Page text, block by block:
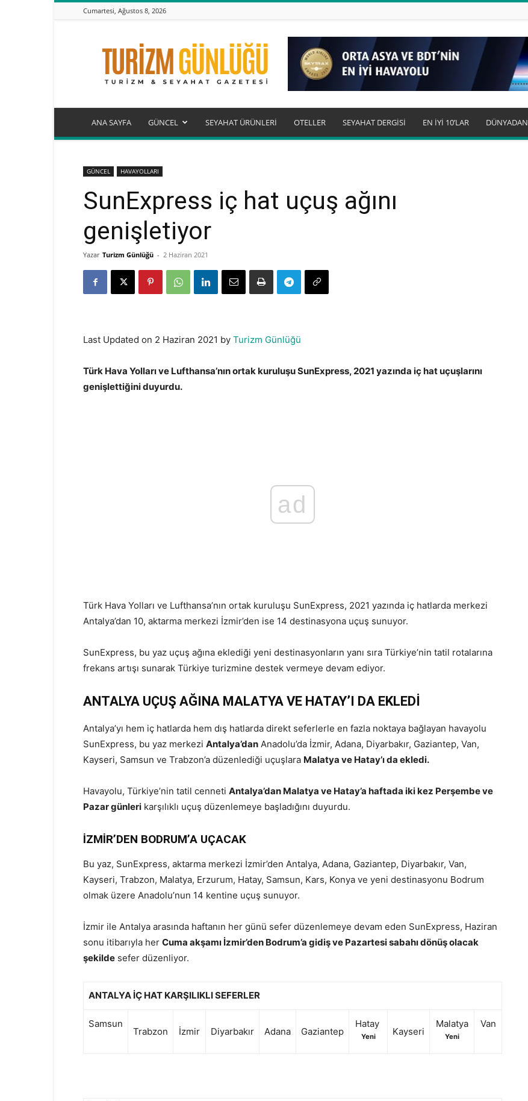
Cumartesi, Ağustos 8, 2026
Turizm
Günlüğü
ANA SAYFA GÜNCEL SEYAHAT ÜRÜNLERİ OTELLER SEYAHAT DERGİSİ EN İYİ 10’LAR DÜNYADAN
GÜNCEL HAVAYOLLARI
SunExpress iç hat uçuş ağını
genişletiyor
Yazar Turizm Günlüğü - 2 Haziran 2021
Last Updated on 2 Haziran 2021 by Turizm Günlüğü
Türk Hava Yolları ve Lufthansa’nın ortak kuruluşu SunExpress, 2021 yazında iç hat uçuşlarını
genişlettiğini duyurdu.
ad
Türk Hava Yolları ve Lufthansa’nın ortak kuruluşu SunExpress, 2021 yazında iç hatlarda merkezi
Antalya’dan 10, aktarma merkezi İzmir’den ise 14 destinasyona uçuş sunuyor.
SunExpress, bu yaz uçuş ağına eklediği yeni destinasyonların yanı sıra Türkiye’nin tatil rotalarına
frekans artışı sunarak Türkiye turizmine destek vermeye devam ediyor.
ANTALYA UÇUŞ AĞINA MALATYA VE HATAY’I DA EKLEDİ
Antalya’yı hem iç hatlarda hem dış hatlarda direkt seferlerle en fazla noktaya bağlayan havayolu
SunExpress, bu yaz merkezi Antalya’dan Anadolu’da İzmir, Adana, Diyarbakır, Gaziantep, Van,
Kayseri, Samsun ve Trabzon’a düzenlediği uçuşlara Malatya ve Hatay’ı da ekledi.
Havayolu, Türkiye’nin tatil cenneti Antalya’dan Malatya ve Hatay’a haftada iki kez Perşembe ve
Pazar günleri karşılıklı uçuş düzenlemeye başladığını duyurdu.
İZMİR’DEN BODRUM’A UÇACAK
Bu yaz, SunExpress, aktarma merkezi İzmir’den Antalya, Adana, Gaziantep, Diyarbakır, Van,
Kayseri, Trabzon, Malatya, Erzurum, Hatay, Samsun, Kars, Konya ve yeni destinasyonu Bodrum
olmak üzere Anadolu’nun 14 kentine uçuş sunuyor.
İzmir ile Antalya arasında haftanın her günü sefer düzenlemeye devam eden SunExpress, Haziran
sonu itibarıyla her Cuma akşamı İzmir’den Bodrum’a gidiş ve Pazartesi sabahı dönüş olacak
şekilde sefer düzenliyor.
ANTALYA İÇ HAT KARŞILIKLI SEFERLER
Samsun
Trabzon İzmir Diyarbakır Adana Gaziantep
Hatay
Yeni Kayseri
Malatya
Yeni
Van